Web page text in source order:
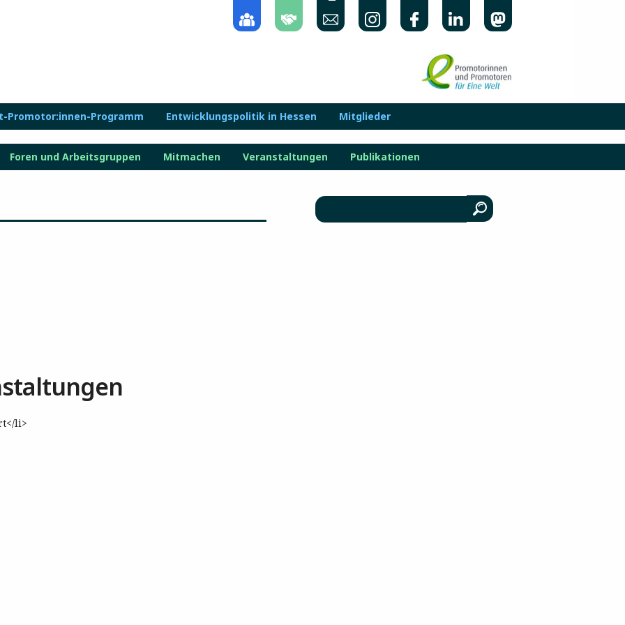
Promotor:innen-Programm Entwicklungspolitik in Hessen Mitglieder
Foren und Arbeitsgruppen Mitmachen Veranstaltungen Publikationen
li>